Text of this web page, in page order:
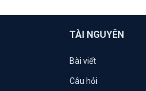
TÀI NGUYÊN
Bài viết
Câu hỏi